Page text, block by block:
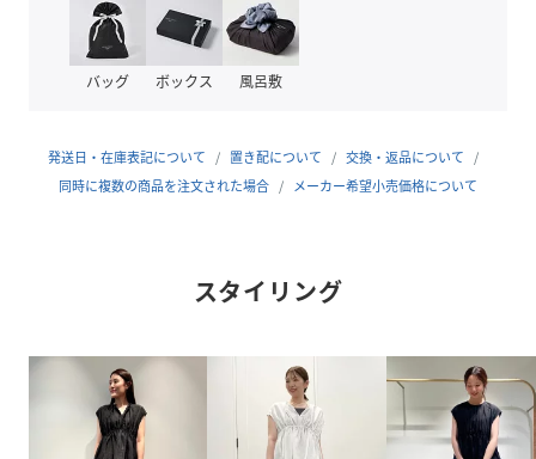
生地の厚さ：やや薄手
＊＊＊＊＊＊＊＊＊＊＊＊＊＊＊＊＊＊＊＊＊
性別タイプ レディース
PT1688_B1053AFB012
B1053AFB012-02-F PT1688
バッグ ボックス 風呂敷
発送日・在庫表記について 置き配について
交換・返品について
同時に複数の商品を注文された場合
メーカー希望小売価格について
スタイリング